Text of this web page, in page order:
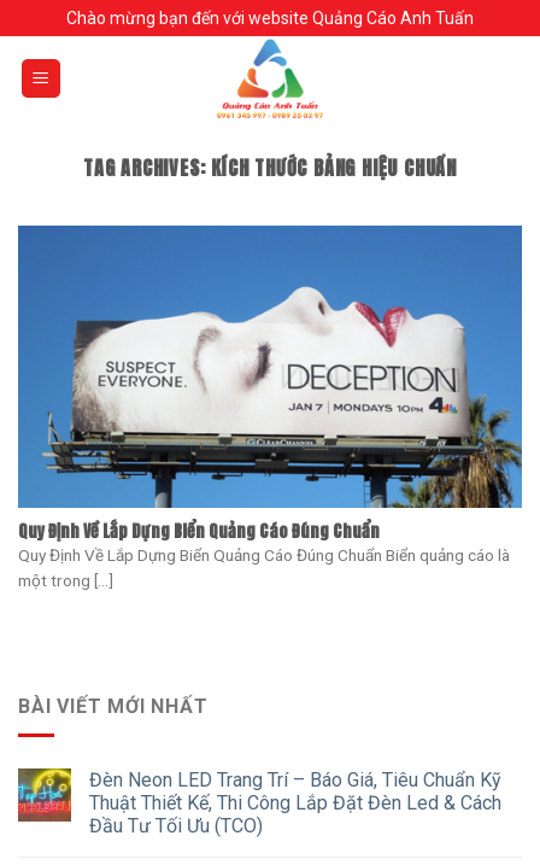
to
content
Chào mừng bạn đến với website Quảng Cáo Anh Tuấn
TAG ARCHIVES: KÍCH THƯỚC BẢNG HIỆU CHUẨN
Quy Định Về Lắp Dựng Biển Quảng Cáo Đúng Chuẩn
Quy Định Về Lắp Dựng Biển Quảng Cáo Đúng Chuẩn Biển quảng cáo là
một trong [...]
BÀI VIẾT MỚI NHẤT
Đèn Neon LED Trang Trí – Báo Giá, Tiêu Chuẩn Kỹ
Thuật Thiết Kế, Thi Công Lắp Đặt Đèn Led & Cách
Đầu Tư Tối Ưu (TCO)